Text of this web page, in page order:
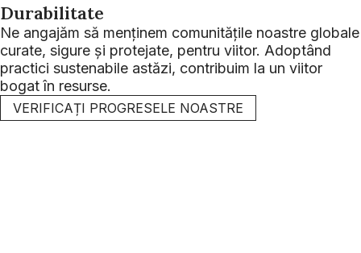
Durabilitate
Ne angajăm să menținem comunitățile noastre globale
curate, sigure și protejate, pentru viitor. Adoptând
practici sustenabile astăzi, contribuim la un viitor
bogat în resurse.
VERIFICAȚI PROGRESELE NOASTRE